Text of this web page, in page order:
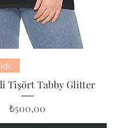
Tişört Tabby Glitter
Fiyat
₺500,00